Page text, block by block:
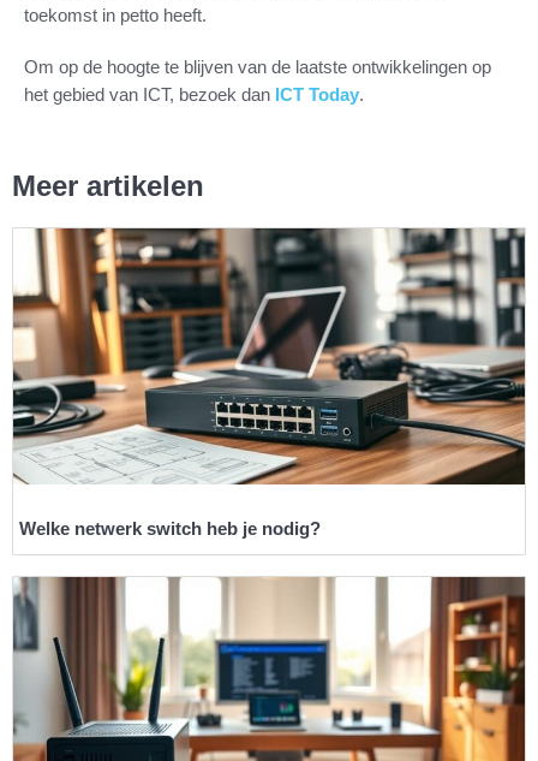
toekomst in petto heeft.
Om op de hoogte te blijven van de laatste ontwikkelingen op
het gebied van ICT, bezoek dan ICT Today.
Meer artikelen
Welke netwerk switch heb je nodig?